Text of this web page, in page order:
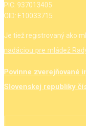
PIC: 937013405
OID: E10033715
Je tiež registrovaný ako
nadáciou pre mládež
Povinne zverejňované
Slovenskej republiky